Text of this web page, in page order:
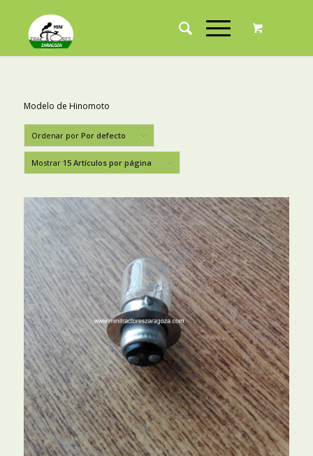
Modelo de Hinomoto
Ordenar por Por defecto
Mostrar 15 Artículos por página